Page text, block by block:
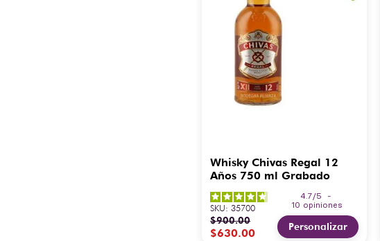
Whisky Chivas Regal 12
Años 750 ml Grabado
4.7/5
-
10 opiniones
SKU:35700
$900.00
$630.00 Personalizar